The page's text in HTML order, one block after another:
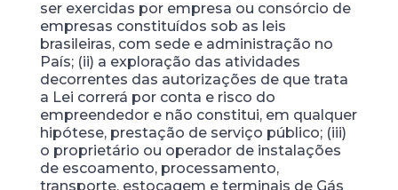
ser exercidas por empresa ou consórcio de
empresas constituídos sob as leis
brasileiras, com sede e administração no
País; (ii) a exploração das atividades
decorrentes das autorizações de que trata
a Lei correrá por conta e risco do
empreendedor e não constitui, em qualquer
hipótese, prestação de serviço público; (iii)
o proprietário ou operador de instalações
de escoamento, processamento,
transporte, estocagem e terminais de Gás